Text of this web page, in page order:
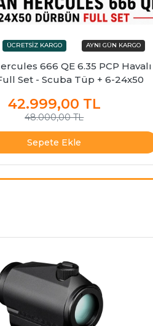
666 QE 6.35 PCP Havalı
Set - Scuba Tüp + 6-24x50
42.999,00 TL
48.000,00 TL
Sepete Ekle